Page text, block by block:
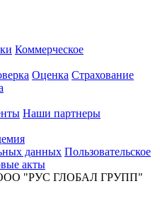
Коммерческое
Оценка Страхование
Наши партнеры
данных Пользовательское
акты
ООО "РУС ГЛОБАЛ ГРУПП"